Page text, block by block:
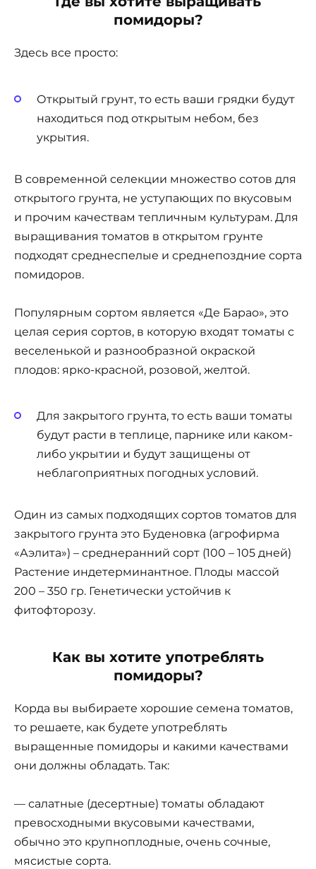
помидоры?
Здесь все просто:
Открытый грунт, то есть ваши грядки будут
находиться под открытым небом, без
укрытия.
В современной селекции множество сотов для
открытого грунта, не уступающих по вкусовым
и прочим качествам тепличным культурам. Для
выращивания томатов в открытом грунте
подходят среднеспелые и среднепоздние сорта
помидоров.
Популярным сортом является «Де Барао», это
целая серия сортов, в которую входят томаты с
веселенькой и разнообразной окраской
плодов: ярко-красной, розовой, желтой.
Для закрытого грунта, то есть ваши томаты
будут расти в теплице, парнике или каком-
либо укрытии и будут защищены от
неблагоприятных погодных условий.
Один из самых подходящих сортов томатов для
закрытого грунта это Буденовка (агрофирма
«Аэлита») – среднеранний сорт (100 – 105 дней)
Растение индетерминантное. Плоды массой
200 – 350 гр. Генетически устойчив к
фитофторозу.
Как вы хотите употреблять
помидоры?
Корда вы выбираете хорошие семена томатов,
то решаете, как будете употреблять
выращенные помидоры и какими качествами
они должны обладать. Так:
— салатные (десертные) томаты обладают
превосходными вкусовыми качествами,
обычно это крупноплодные, очень сочные,
мясистые сорта.